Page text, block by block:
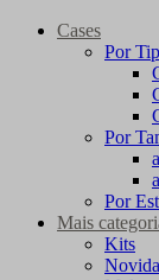
Cases
Por
Por
Por
Mais
Kits